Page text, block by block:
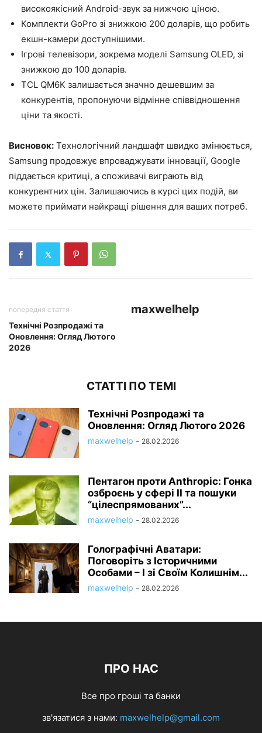
високоякісний Android-звук за нижчою ціною.
Комплекти GoPro зі знижкою 200 доларів, що робить
екшн-камери доступнішими.
Ігрові телевізори, зокрема моделі Samsung OLED, зі
знижкою до 100 доларів.
TCL QM6K залишається значно дешевшим за
конкурентів, пропонуючи відмінне співвідношення
ціни та якості.
Висновок: Технологічний ландшафт швидко змінюється,
Samsung продовжує впроваджувати інновації, Google
піддається критиці, а споживачі виграють від
конкурентних цін. Залишаючись в курсі цих подій, ви
можете приймати найкращі рішення для ваших потреб.
попередня стаття
Технічні Розпродажі та
Оновлення: Огляд Лютого
2026
maxwelhelp
СТАТТІ ПО ТЕМІ
Технічні Розпродажі та
Оновлення: Огляд Лютого 2026
maxwelhelp - 28.02.2026
Пентагон проти Anthropic: Гонка
озброєнь у сфері ІІ та пошуки
“цілеспрямованих”...
maxwelhelp - 28.02.2026
Голографічні Аватари:
Поговоріть з Історичними
Особами – І зі Своїм Колишнім...
maxwelhelp - 28.02.2026
ПРО НАС
Все про гроші та банки
зв'язатися з нами: maxwelhelp@gmail.com